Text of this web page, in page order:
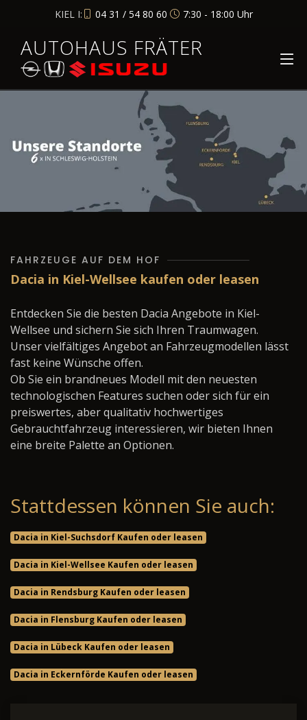
KIEL I: 04 31 / 54 80 60 7:30 - 18:00 Uhr
AUTOHAUS FRÄTER
FAHRZEUGE AUF DEM HOF
Dacia in Kiel-Wellsee kaufen oder leasen
Entdecken Sie die besten Dacia Angebote in Kiel-
Wellsee und sichern Sie sich Ihren Traumwagen.
Unser vielfältiges Angebot an Fahrzeugmodellen lässt
fast keine Wünsche offen.
Ob Sie ein brandneues Modell mit den neuesten
technologischen Features suchen oder sich für ein
preiswertes, aber qualitativ hochwertiges
Gebrauchtfahrzeug interessieren, wir bieten Ihnen
eine breite Palette an Optionen.
Stattdessen können Sie auch:
Dacia in Kiel-Suchsdorf Kaufen oder leasen
Dacia in Kiel-Wellsee Kaufen oder leasen
Dacia in Rendsburg Kaufen oder leasen
Dacia in Flensburg Kaufen oder leasen
Dacia in Lübeck Kaufen oder leasen
Dacia in Eckernförde Kaufen oder leasen